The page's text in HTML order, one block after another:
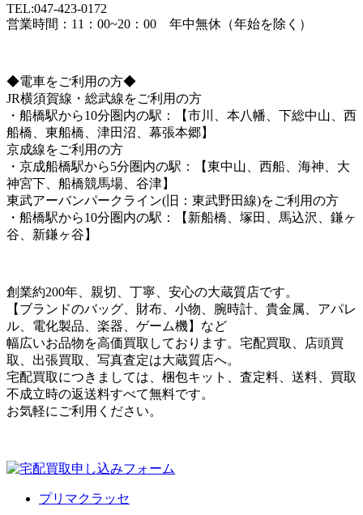
TEL:047-423-0172
営業時間：11：00~20：00 年中無休（年始を除く）
◆電車をご利用の方◆
JR横須賀線・総武線をご利用の方
・船橋駅から10分圏内の駅：【市川、本八幡、下総中山、西
船橋、東船橋、津田沼、幕張本郷】
京成線をご利用の方
・京成船橋駅から5分圏内の駅：【東中山、西船、海神、大
神宮下、船橋競馬場、谷津】
東武アーバンパークライン(旧：東武野田線)をご利用の方
・船橋駅から10分圏内の駅：【新船橋、塚田、馬込沢、鎌ヶ
谷、新鎌ヶ谷】
創業約200年、親切、丁寧、安心の大蔵質店です。
【ブランドのバッグ、財布、小物、腕時計、貴金属、アパレ
ル、電化製品、楽器、ゲーム機】など
幅広いお品物を高価買取しております。宅配買取、店頭買
取、出張買取、写真査定は大蔵質店へ。
宅配買取につきましては、梱包キット、査定料、送料、買取
不成立時の返送料すべて無料です。
お気軽にご利用ください。
プリマクラッセ